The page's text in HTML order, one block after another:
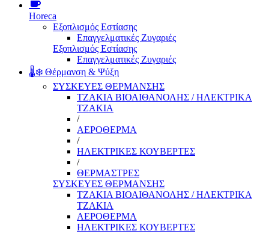
Horeca
Εξοπλισμός Εστίασης
Επαγγελματικές Ζυγαριές
Εξοπλισμός Εστίασης
Επαγγελματικές Ζυγαριές
🌡️❄️ Θέρμανση & Ψύξη
ΣΥΣΚΕΥΕΣ ΘΕΡΜΑΝΣΗΣ
ΤΖΑΚΙΑ ΒΙΟΑΙΘΑΝΟΛΗΣ / ΗΛΕΚΤΡΙΚΑ
ΤΖΑΚΙΑ
/
ΑΕΡΟΘΕΡΜΑ
/
ΗΛΕΚΤΡΙΚΕΣ ΚΟΥΒΕΡΤΕΣ
/
ΘΕΡΜΑΣΤΡΕΣ
ΣΥΣΚΕΥΕΣ ΘΕΡΜΑΝΣΗΣ
ΤΖΑΚΙΑ ΒΙΟΑΙΘΑΝΟΛΗΣ / ΗΛΕΚΤΡΙΚΑ
ΤΖΑΚΙΑ
ΑΕΡΟΘΕΡΜΑ
ΗΛΕΚΤΡΙΚΕΣ ΚΟΥΒΕΡΤΕΣ